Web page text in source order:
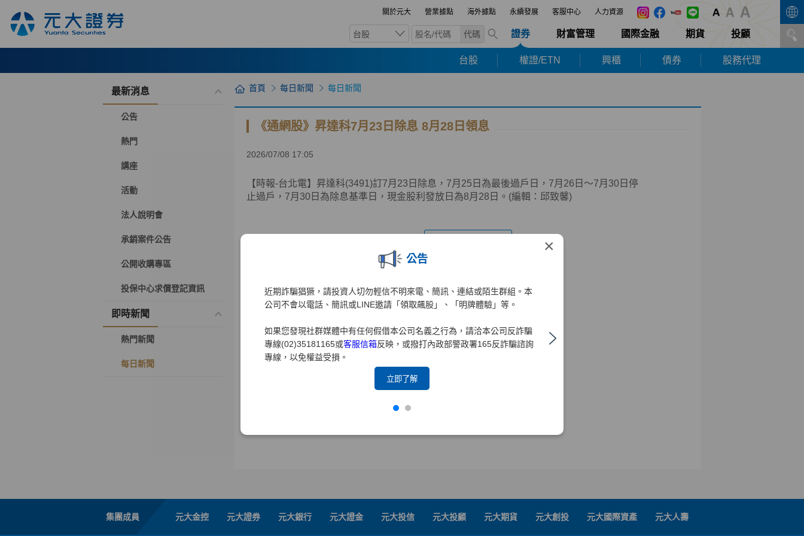
關於元大 營業據點 海外據點 永續發展 客服中心 人力資源
台股 代碼 證券 財富管理 國際金融 期貨 投顧
台股 權證/ETN 興櫃 債券 股務代理
×
公告
近期詐騙猖獗，請投資人切勿輕信不明來電、簡訊、連結或陌生群組。本
公司不會以電話、簡訊或LINE邀請「領取飆股」、「明牌體驗」等。
如果您發現社群媒體中有任何假借本公司名義之行為，請洽本公司反詐騙
專線(02)35181165或客服信箱反映，或撥打內政部警政署165反詐騙諮詢
專線，以免權益受損。
立即了解
最新消息
公告
熱門
講座
活動
法人說明會
承銷案件公告
公開收購專區
投保中心求償登記資訊
即時新聞
熱門新聞
每日新聞
首頁 每日新聞 每日新聞
《通網股》昇達科7月23日除息 8月28日領息
2026/07/08 17:05
【時報-台北電】昇達科(3491)訂7月23日除息，7月25日為最後過戶日，7月26日～7月30日停
止過戶，7月30日為除息基準日，現金股利發放日為8月28日。(編輯：邱致馨)
集團成員 元大金控 元大證券 元大銀行 元大證金 元大投信 元大投顧 元大期貨 元大創投 元大國際資產 元大人壽